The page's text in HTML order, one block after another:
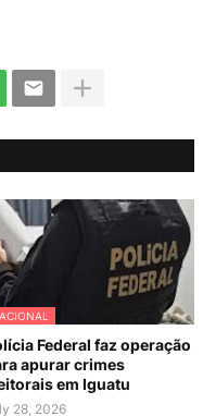
Federal faz operação
apurar crimes
em Iguatu
28, 2026